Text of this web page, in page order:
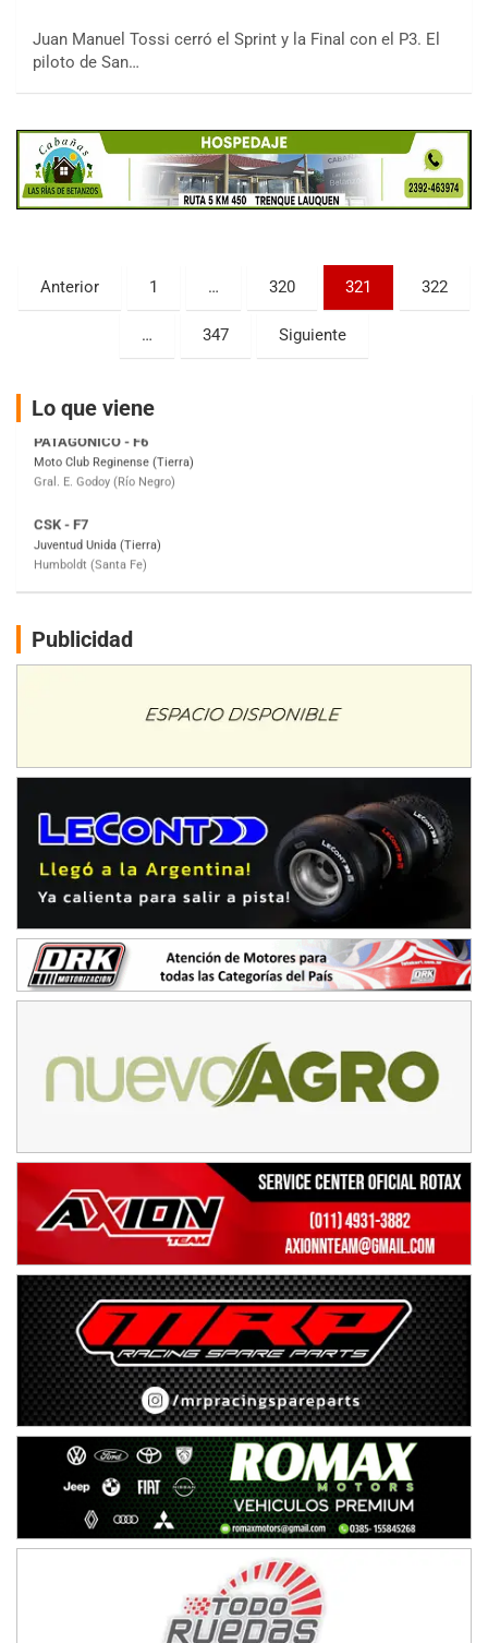
Juan Manuel Tossi cerró el Sprint y la Final con el P3. El
piloto de San…
Paginación
de
entradas
Anterior 1 … 320 321 322
… 347 Siguiente
Lo que viene
IAME SERIES ARGENTINA 6
Ramiro Tot (Asfalto)
Baradero (Buenos Aires)
Ciudad de Trenque Lauquen (Asfalto)
Trenque Lauquen (Buenos Aires)
ENTRERRIANO - F6 (POSTERGADA)
VICTORIENSE - F7
Gral. E. Godoy (Río Negro)
CSK - F7
Juventud Unida (Tierra)
Humboldt (Santa Fe)
NORESTE SANTAFESINO - F6
Ciudad de Avellaneda (Asfalto)
Avellaneda (Santa Fe)
José Samuel Sánchez (Tierra)
Juan Navarro (Asfalto)
COBERTURA ESPECIAL DE E-KART.COM.AR
IAME SERIES ARGENTINA 6
Ramiro Tot (Asfalto)
Baradero (Buenos Aires)
Ciudad de Trenque Lauquen (Asfalto)
Trenque Lauquen (Buenos Aires)
ENTRERRIANO - F6 (POSTERGADA)
VICTORIENSE - F7
El Cerro (Tierra)
Moto Club Reginense (Tierra)
Gral. E. Godoy (Río Negro)
Juventud Unida (Tierra)
Humboldt (Santa Fe)
NORESTE SANTAFESINO - F6
Ciudad de Avellaneda (Asfalto)
Avellaneda (Santa Fe)
SUR SANTAFESINO - F4
José Samuel Sánchez (Tierra)
Rufino (Santa Fe)
TUCUMANO - F5
Juan Navarro (Asfalto)
El Timbó (Tucumán)
Publicidad